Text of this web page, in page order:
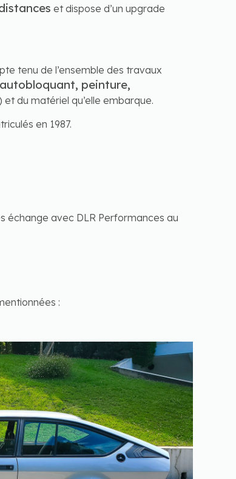
et dispose d’un upgrade
tenu de l’ensemble des travaux
peinture,
et du matériel qu’elle embarque.
en 1987.
échange avec DLR Performances au
: